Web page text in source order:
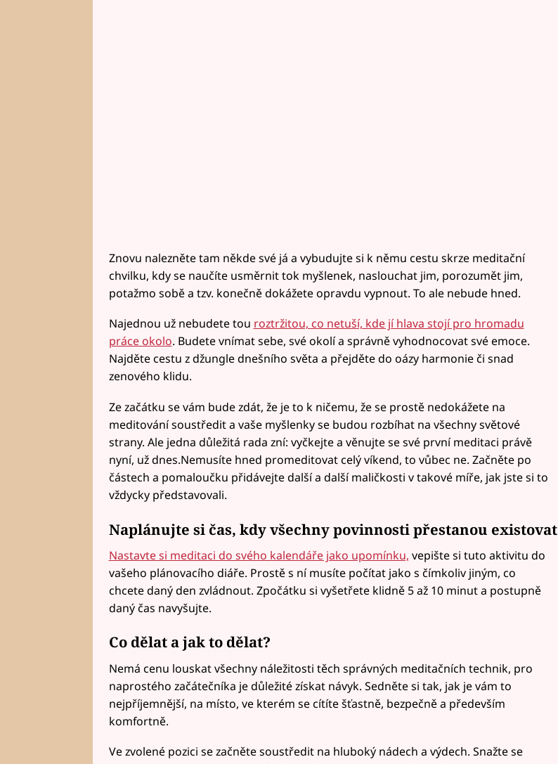
Znovu nalezněte tam někde své já a vybudujte si k němu cestu skrze meditační
chvilku, kdy se naučíte usměrnit tok myšlenek, naslouchat jim, porozumět jim,
potažmo sobě a tzv. konečně dokážete opravdu vypnout. To ale nebude hned.
Najednou už nebudete tou roztržitou, co netuší, kde jí hlava stojí pro hromadu
práce okolo. Budete vnímat sebe, své okolí a správně vyhodnocovat své emoce.
Najděte cestu z džungle dnešního světa a přejděte do oázy harmonie či snad
zenového klidu.
Ze začátku se vám bude zdát, že je to k ničemu, že se prostě nedokážete na
meditování soustředit a vaše myšlenky se budou rozbíhat na všechny světové
strany. Ale jedna důležitá rada zní: vyčkejte a věnujte se své první meditaci právě
nyní, už dnes.Nemusíte hned promeditovat celý víkend, to vůbec ne. Začněte po
částech a pomaloučku přidávejte další a další maličkosti v takové míře, jak jste si to
vždycky představovali.
Naplánujte si čas, kdy všechny povinnosti přestanou existovat
Nastavte si meditaci do svého kalendáře jako upomínku, vepište si tuto aktivitu do
vašeho plánovacího diáře. Prostě s ní musíte počítat jako s čímkoliv jiným, co
chcete daný den zvládnout. Zpočátku si vyšetřete klidně 5 až 10 minut a postupně
daný čas navyšujte.
Co dělat a jak to dělat?
Nemá cenu louskat všechny náležitosti těch správných meditačních technik, pro
naprostého začátečníka je důležité získat návyk. Sedněte si tak, jak je vám to
nejpříjemnější, na místo, ve kterém se cítíte šťastně, bezpečně a především
komfortně.
Ve zvolené pozici se začněte soustředit na hluboký nádech a výdech. Snažte se